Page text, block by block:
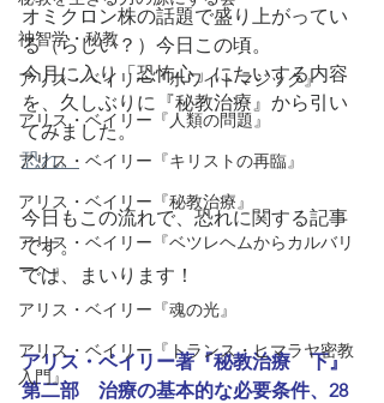
神智学・秘教
アリス・ベイリー『ホワイトマジック』
アリス・ベイリー『人類の問題』
アリス・ベイリー『キリストの再臨』
アリス・ベイリー『秘教治療』
アリス・ベイリー『ベツレヘムからカルバリ
ーへ』
アリス・ベイリー『魂の光』
アリス・ベイリー『トランス・ヒマラヤ密教
入門』
オミクロン株の話題で盛り上がってい
る（らしい？）今日この頃。
今月に入り「恐怖心」にたいする内容
を、久しぶりに『秘教治療』から引い
てみました。
恐れ。
今日もこの流れで、恐れに関する記事
です。
では、まいります！
アリス・ベイリー著『秘教治療　下』
第二部　治療の基本的な必要条件、28